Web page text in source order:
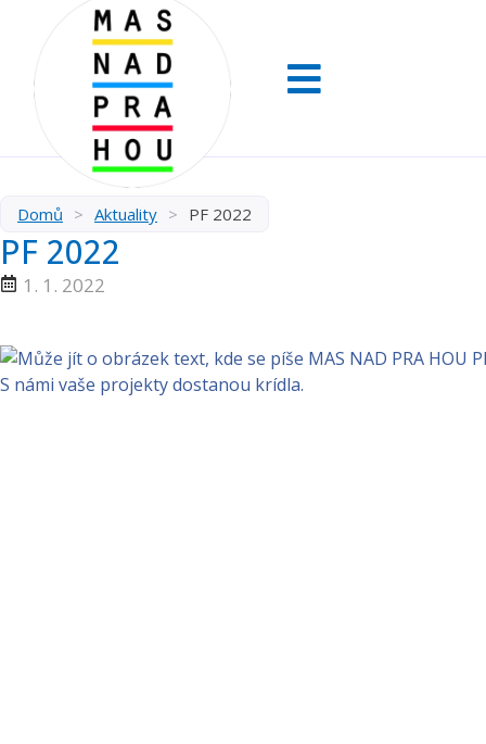
Domů > Aktuality > PF 2022
PF 2022
1. 1. 2022